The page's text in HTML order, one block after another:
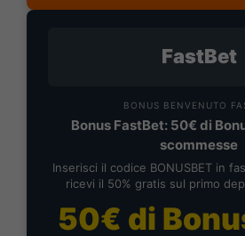
FastBet
BONUS BENVENUTO
Bonus FastBet: 50€ di
scommesse
Inserisci il codice BONUSBET in
ricevi il 50% gratis sul primo
50€ di